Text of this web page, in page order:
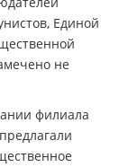
Единой
не
филиала